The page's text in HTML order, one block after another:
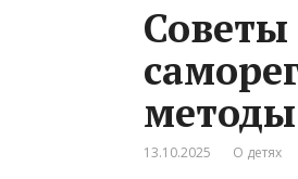
методы
13.10.2025 О детях